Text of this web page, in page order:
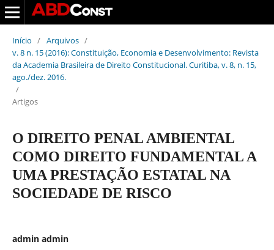
Início / Arquivos /
v. 8 n. 15 (2016): Constituição, Economia e Desenvolvimento: Revista
da Academia Brasileira de Direito Constitucional. Curitiba, v. 8, n. 15,
ago./dez. 2016.
/
Artigos
O DIREITO PENAL AMBIENTAL
COMO DIREITO FUNDAMENTAL A
UMA PRESTAÇÃO ESTATAL NA
SOCIEDADE DE RISCO
admin admin